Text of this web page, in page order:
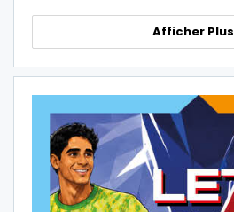
Afficher Plus